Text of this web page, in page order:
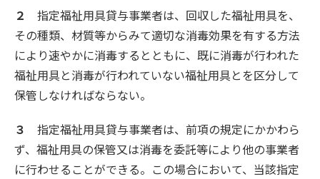
２
指定福祉用具貸与事業者は、回収した福祉用具を、
その種類、材質等からみて適切な消毒効果を有する方法
により速やかに消毒するとともに、既に消毒が行われた
福祉用具と消毒が行われていない福祉用具とを区分して
保管しなければならない。
３
指定福祉用具貸与事業者は、前項の規定にかかわら
ず、福祉用具の保管又は消毒を委託等により他の事業者
に行わせることができる。この場合において、当該指定